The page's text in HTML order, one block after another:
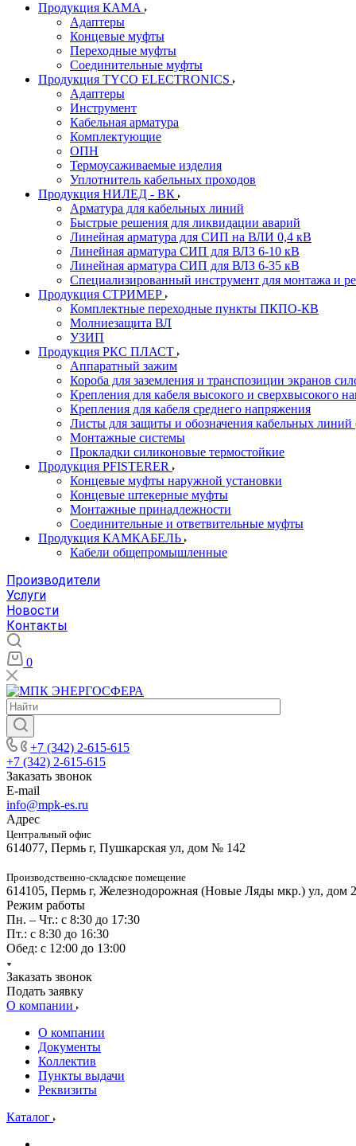
Продукция КАМА
Адаптеры
Концевые муфты
Переходные муфты
Соединительные муфты
Продукция TYCO ELECTRONICS
Адаптеры
Инструмент
Кабельная арматура
Комплектующие
ОПН
Термоусаживаемые изделия
Уплотнитель кабельных проходов
Продукция НИЛЕД - ВК
Арматура для кабельных линий
Быстрые решения для ликвидации аварий
Линейная арматура для СИП на ВЛИ 0,4 кВ
Линейная арматура СИП для ВЛЗ 6-10 кВ
Линейная арматура СИП для ВЛЗ 6-35 кВ
Специализированный инструмент для монтажа и
Продукция СТРИМЕР
Комплектные переходные пункты ПКПО-КВ
Молниезащита ВЛ
УЗИП
Продукция РКС ПЛАСТ
Аппаратный зажим
Короба для заземления и транспозиции экранов
Крепления для кабеля высокого и сверхвысокого
Крепления для кабеля среднего напряжения
Листы для защиты и обозначения кабельных
Монтажные системы
Прокладки силиконовые термостойкие
Продукция PFISTERER
Концевые муфты наружной установки
Концевые штекерные муфты
Монтажные принадлежности
Соединительные и ответвительные муфты
Продукция КАМКАБЕЛЬ
Кабели общепромышленные
Производители
Услуги
Новости
Контакты
0
+7 (342) 2-615-615
+7 (342) 2-615-615
Заказать звонок
E-mail
info@mpk-es.ru
Адрес
Центральный офис
614077, Пермь г, Пушкарская ул, дом № 142
Производственно-складское помещение
614105, Пермь г, Железнодорожная (Новые Ляды мкр.) ул, дом
Режим работы
Пн. – Чт.: с 8:30 до 17:30
Пт.: с 8:30 до 16:30
Обед: с 12:00 до 13:00
Заказать звонок
Подать заявку
О компании
О компании
Документы
Коллектив
Пункты выдачи
Реквизиты
Каталог